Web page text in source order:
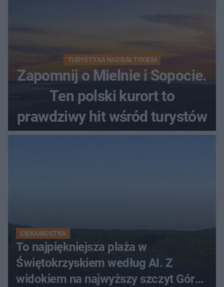
TURYSTYKA NAD BAŁTYKIEM
Zapomnij o Mielnie i Sopocie.
Ten polski kurort to
prawdziwy hit wśród turystów
CIEKAWOSTKA
To najpiękniejsza plaża w
Świętokrzyskiem według AI. Z
widokiem na najwyższy szczyt Gór